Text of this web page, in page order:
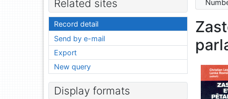
Related sites
Record detail
Send by e-mail
Export
New query
Display formats